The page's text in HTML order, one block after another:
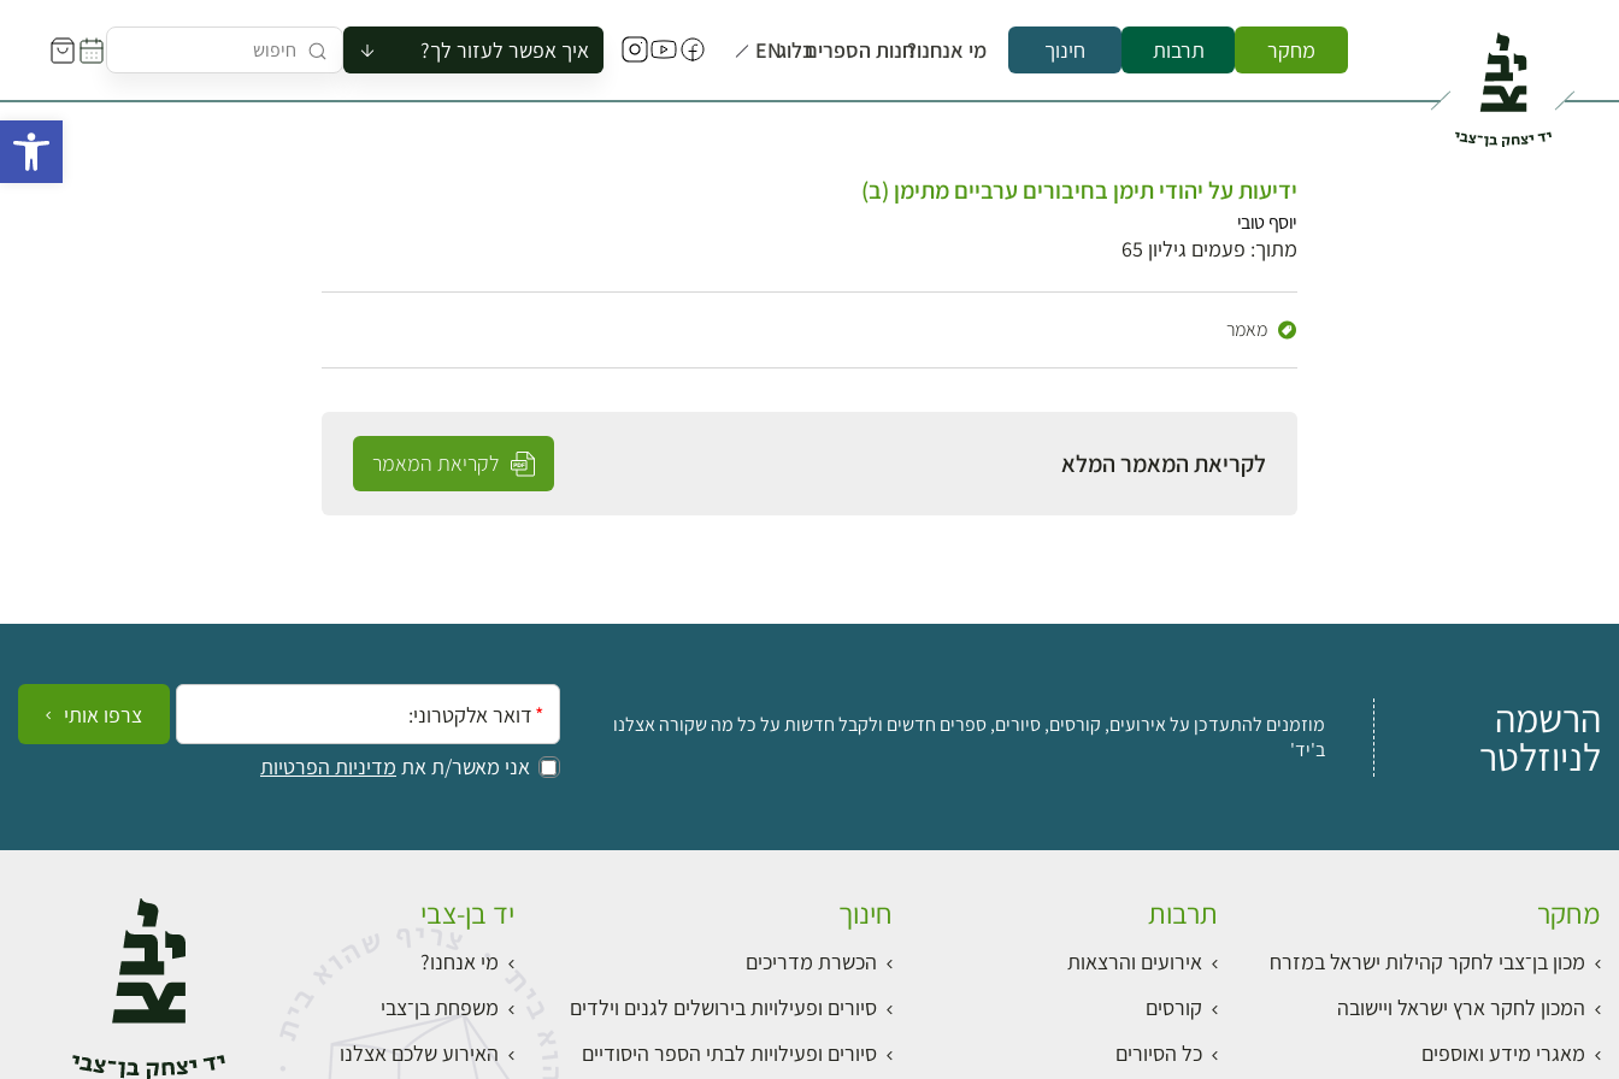
מחקר תרבות חינוך מי אנחנו?חנות הספריםבלוגEN איך אפשר לעזור לך?
להזמין סיור לקבוצה
ידיעות על יהודי תימן בחיבורים ערביים מתימן (ב)
יוסף טובי
מתוך: פעמים גיליון 65
מאמר
לקריאת המאמר המלא לקריאת המאמר
הרשמה
לניוזלטר
מוזמנים להתעדכן על אירועים, קורסים, סיורים, ספרים חדשים ולקבל חדשות על כל מה שקורה אצלנו
ב'יד'
אימייל:
אני מאשר/ת את מדיניות הפרטיות
צרפו אותי
מחקר
מכון בן־צבי לחקר קהילות ישראל במזרח
המכון לחקר ארץ ישראל ויישובה
מאגרי מידע ואוספים
תרבות
אירועים והרצאות
קורסים
כל הסיורים
חינוך
הכשרת מדריכים
סיורים ופעילויות בירושלים לגנים וילדים
סיורים ופעילויות לבתי הספר היסודיים
יד בן-צבי
מי אנחנו?
משפחת בן־צבי
האירוע שלכם אצלנו